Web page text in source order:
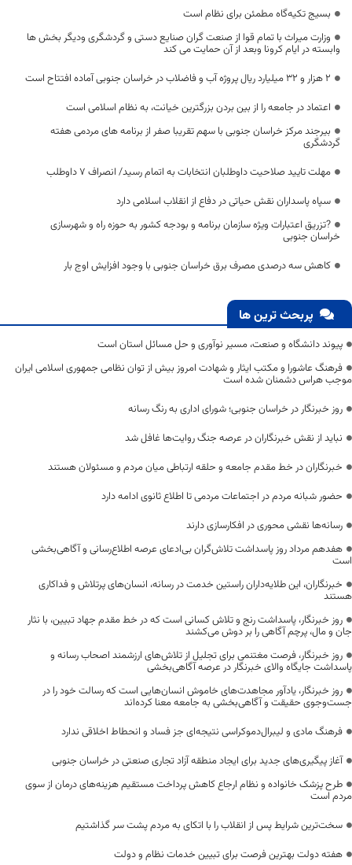
بسیج تکیه‌گاه مطمئن برای نظام است
وزارت میراث با تمام قوا از صنعت گران صنایع دستی و گردشگری ودیگر بخش ها
وابسته در ایام کرونا وبعد از آن حمایت می کند
۲ هزار و ۳۲ میلیارد ریال پروژه آب و فاضلاب در خراسان جنوبی آماده افتتاح است
اعتماد در جامعه را از بین بردن بزرگترین خیانت، به نظام اسلامی است
بیرجند مرکز خراسان جنوبی با سهم تقریبا صفر از برنامه های مردمی هفته
گردشگری
مهلت تایید صلاحیت داوطلبان انتخابات به اتمام رسید/ انصراف 7 داوطلب
سپاه پاسداران نقش حیاتی در دفاع از انقلاب اسلامی دارد
?تزریق اعتبارات ویژه سازمان برنامه و بودجه کشور به حوزه راه و شهرسازی
خراسان جنوبی
کاهش سه درصدی مصرف برق خراسان جنوبی با وجود افزایش اوج بار
پربحث ترین ها
پیوند دانشگاه و صنعت، مسیر نوآوری و حل مسائل استان است
فرهنگ عاشورا و مکتب ایثار و شهادت امروز بیش از توان نظامی جمهوری اسلامی ایران
موجب هراس دشمنان شده است
روز خبرنگار در خراسان جنوبی؛ شورای اداری به رنگ رسانه
نباید از نقش خبرنگاران در عرصه جنگ روایت‌ها غافل شد
خبرنگاران در خط مقدم جامعه و حلقه ارتباطی میان مردم و مسئولان هستند
حضور شبانه مردم در اجتماعات مردمی تا اطلاع ثانوی ادامه دارد
رسانه‌ها نقشی محوری در افکارسازی دارند
هفدهم مرداد روز پاسداشت تلاش‌گران بی‌ادعای عرصه اطلاع‌رسانی و آگاهی‌بخشی
است
خبرنگاران، این طلایه‌داران راستین خدمت در رسانه، انسان‌های پرتلاش و فداکاری
هستند
روز خبرنگار، پاسداشت رنج و تلاش کسانی است که در خط مقدم جهاد تبیین، با نثار
جان و مال، پرچم آگاهی را بر دوش می‌کشند
روز خبرنگار، فرصت مغتنمی برای تجلیل از تلاش‌های ارزشمند اصحاب رسانه و
پاسداشت جایگاه والای خبرنگار در عرصه آگاهی‌بخشی
روز خبرنگار، یادآور مجاهدت‌های خاموش انسان‌هایی است که رسالت خود را در
جست‌وجوی حقیقت و آگاهی‌بخشی به جامعه معنا کرده‌اند
فرهنگ مادی و لیبرال‌دموکراسی نتیجه‌ای جز فساد و انحطاط اخلاقی ندارد
آغاز پیگیری‌های جدید برای ایجاد منطقه آزاد تجاری صنعتی در خراسان جنوبی
طرح پزشک خانواده و نظام ارجاع کاهش پرداخت مستقیم هزینه‌های درمان از سوی
مردم است
سخت‌ترین شرایط پس از انقلاب را با اتکای به مردم پشت سر گذاشتیم
هفته دولت بهترین فرصت برای تبیین خدمات نظام و دولت